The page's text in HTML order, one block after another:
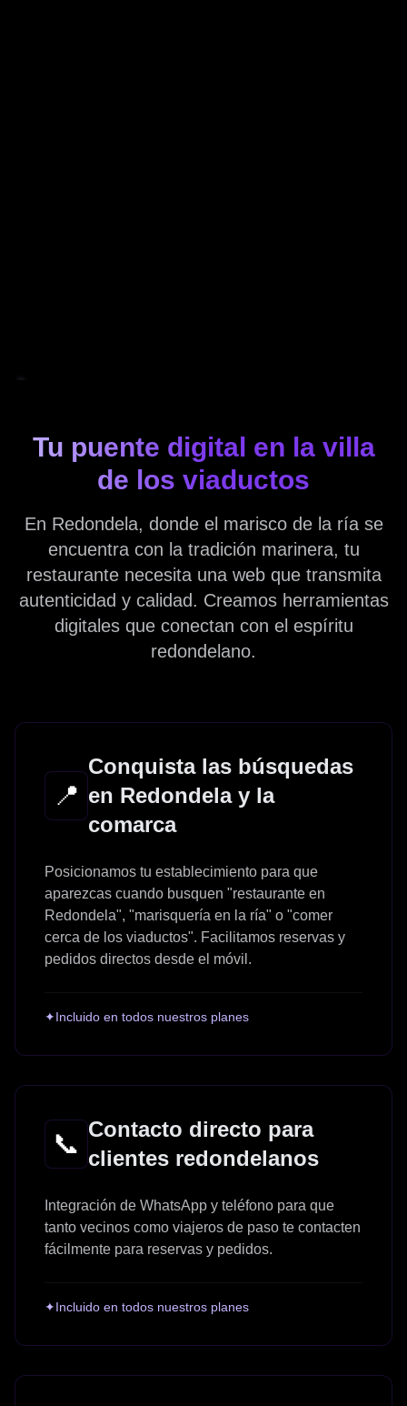
Tu puente digital en la villa
de los viaductos
En Redondela, donde el marisco de la ría se
encuentra con la tradición marinera, tu
restaurante necesita una web que transmita
autenticidad y calidad. Creamos herramientas
digitales que conectan con el espíritu
redondelano.
📍
Conquista las búsquedas
en Redondela y la
comarca
Posicionamos tu establecimiento para que
aparezcas cuando busquen "restaurante en
Redondela", "marisquería en la ría" o "comer
cerca de los viaductos". Facilitamos reservas y
pedidos directos desde el móvil.
✦Incluido en todos nuestros planes
📞 Contacto directo para
clientes redondelanos
Integración de WhatsApp y teléfono para que
tanto vecinos como viajeros de paso te contacten
fácilmente para reservas y pedidos.
✦Incluido en todos nuestros planes